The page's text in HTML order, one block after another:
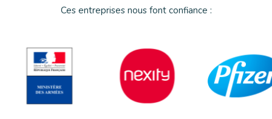
Ces entreprises nous font confiance :